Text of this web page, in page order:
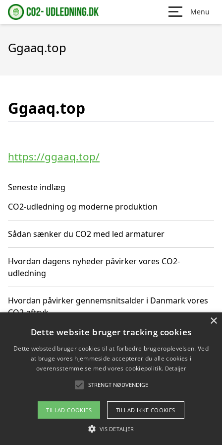
Menu
Ggaaq.top
Ggaaq.top
https://ggaaq.top/
Seneste indlæg
CO2-udledning og moderne produktion
Sådan sænker du CO2 med led armaturer
Hvordan dagens nyheder påvirker vores CO2-
udledning
Hvordan påvirker gennemsnitsalder i Danmark vores
CO2-aftryk
Hvordan nyheder om CO2-udledning påvirker vores
hverdag
Om / kontakt
Blog Betingelser
×
Dette website bruger tracking cookies
Dette websted bruger cookies til at forbedre brugeroplevelsen. Ved
at bruge vores hjemmeside accepterer du alle cookies i
overensstemmelse med vores cookiepolitik. Detaljer
STRENGT NØDVENDIGE
TILLAD COOKIES TILLAD IKKE COOKIES
VIS DETALJER